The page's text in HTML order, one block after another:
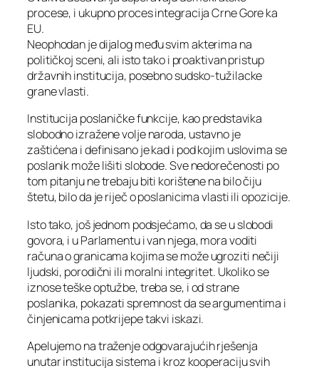
procese, i ukupno proces integracija Crne Gore ka
EU.
Neophodan je dijalog među svim akterima na
političkoj sceni, ali isto tako i proaktivan pristup
državnih institucija, posebno sudsko-tužilacke
grane vlasti.
Institucija poslaničke funkcije, kao predstavika
slobodno izražene volje naroda, ustavno je
zaštićena i definisano je kad i pod kojim uslovima se
poslanik može lišiti slobode. Sve nedorečenosti po
tom pitanju ne trebaju biti korištene na bilo čiju
štetu, bilo da je riječ o poslanicima vlasti ili opozicije.
Isto tako, još jednom podsjećamo, da se u slobodi
govora, i u Parlamentu i van njega, mora voditi
računa o granicama kojima se može ugroziti nečiji
ljudski, porodični ili moralni integritet. Ukoliko se
iznose teške optužbe, treba se, i od strane
poslanika, pokazati spremnost da se argumentima i
činjenicama potkrijepe takvi iskazi.
Apelujemo na traženje odgovarajućih rješenja
unutar institucija sistema i kroz kooperaciju svih